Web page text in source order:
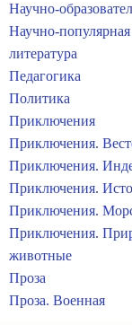
Научно-
Научно-популярная
литература
Педагогика
Политика
Приключения
Приключения.
Приключения.
Приключения.
Приключения.
Приключения.
животные
Проза
Проза. Военная